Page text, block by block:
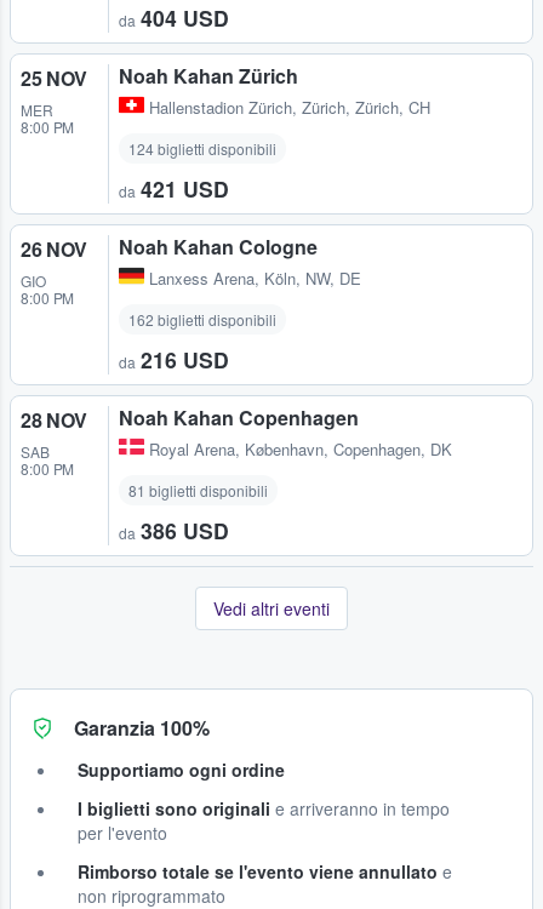
da 404 USD
25 NOV
MER
8:00 PM
Noah Kahan Zürich
Hallenstadion Zürich, Zürich, Zürich, CH
124 biglietti disponibili
da 421 USD
26 NOV
GIO
8:00 PM
Noah Kahan Cologne
Lanxess Arena, Köln, NW, DE
162 biglietti disponibili
da 216 USD
28 NOV
SAB
8:00 PM
Noah Kahan Copenhagen
Royal Arena, København, Copenhagen, DK
81 biglietti disponibili
da 386 USD
Vedi altri eventi
Garanzia 100%
Supportiamo ogni ordine
I biglietti sono originali e arriveranno in tempo
per l'evento
Rimborso totale se l'evento viene annullato e
non riprogrammato